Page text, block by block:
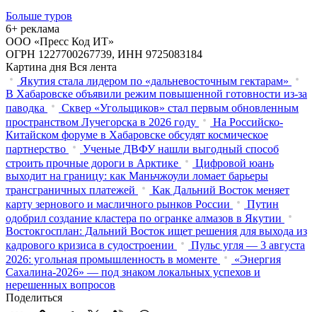
Больше туров
6+ реклама
ООО «Пресс Код ИТ»
ОГРН 1227700267739, ИНН 9725083184
Картина дня Вся лента
Якутия стала лидером по «дальневосточным гектарам»
В Хабаровске объявили режим повышенной готовности из‑за
паводка
Сквер «Угольщиков» стал первым обновленным
пространством Лучегорска в 2026 году
На Российско-
Китайском форуме в Хабаровске обсудят космическое
партнерство
Ученые ДВФУ нашли выгодный способ
строить прочные дороги в Арктике
Цифровой юань
выходит на границу: как Маньчжоули ломает барьеры
трансграничных платежей
Как Дальний Восток меняет
карту зернового и масличного рынков России
Путин
одобрил создание кластера по огранке алмазов в Якутии
Востокгосплан: Дальний Восток ищет решения для выхода из
кадрового кризиса в судостроении
Пульс угля — 3 августа
2026: угольная промышленность в моменте
«Энергия
Сахалина-2026» — под знаком локальных успехов и
нерешенных вопросов
Поделиться